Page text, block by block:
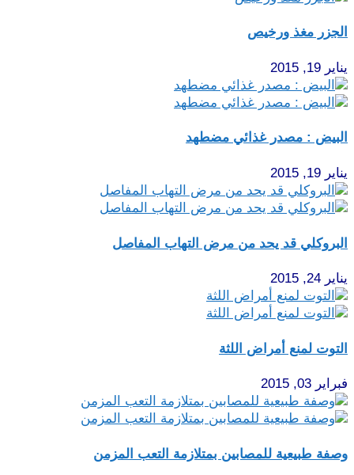
الجزر مغذ ورخيص
يناير 19, 2015
البيض : مصدر غذائي مضطهد
يناير 19, 2015
البروكلي قد يحد من مرض التهاب المفاصل
يناير 24, 2015
التوت لمنع أمراض اللثة
فبراير 03, 2015
وصفة طبيعية للمصابين بمتلازمة التعب المزمن